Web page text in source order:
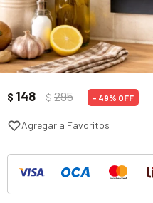
$ 148 $295 49